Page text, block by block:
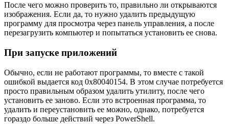
После чего можно проверить то, правильно ли открываются
изображения. Если да, то нужно удалить предыдущую
программу для просмотра через панель управления, а после
перезагрузить компьютер и попытаться установить ее снова.
При запуске приложений
Обычно, если не работают программы, то вместе с такой
ошибкой выдается код 0x80040154. В этом случае потребуется
просто правильным образом удалить утилиту, после чего
установить ее заново. Если это встроенная программа, то
удалить и переустановить ее можно, однако, потребуется
гораздо больше действий через PowerShell.